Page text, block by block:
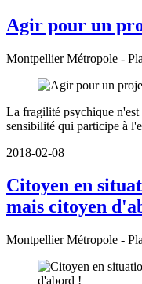
Agir pour un
Montpellier Métropole -
La fragilité psychique n'est
sensibilité qui participe à
2018-02-08
Citoyen en
mais citoyen
Montpellier Métropole -